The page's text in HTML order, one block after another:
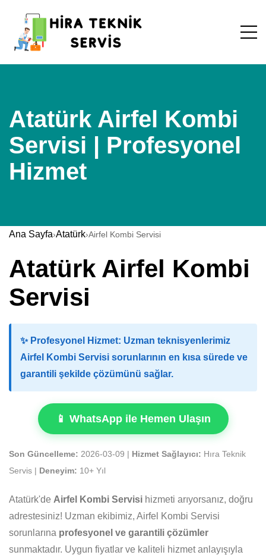
Atatürk Airfel Kombi
Servisi | Profesyonel
Hizmet
Ana Sayfa›Atatürk›Airfel Kombi Servisi
Atatürk Airfel Kombi
Servisi
✨ Profesyonel Hizmet: Uzman teknisyenlerimiz
Airfel Kombi Servisi sorunlarının en kısa sürede ve
garantili şekilde çözümünü sağlar.
📱 WhatsApp ile Hemen Ulaşın
Son Güncelleme: 2026-03-09 | Hizmet Sağlayıcı: Hıra Teknik
Servis |
Deneyim: 10+ Yıl
Atatürk'de Airfel Kombi Servisi hizmeti arıyorsanız, doğru
adrestesiniz! Uzman ekibimiz, Airfel Kombi Servisi
sorunlarına profesyonel ve garantili çözümler
sunmaktadır. Uygun fiyatlar ve kaliteli hizmet anlayışıyla